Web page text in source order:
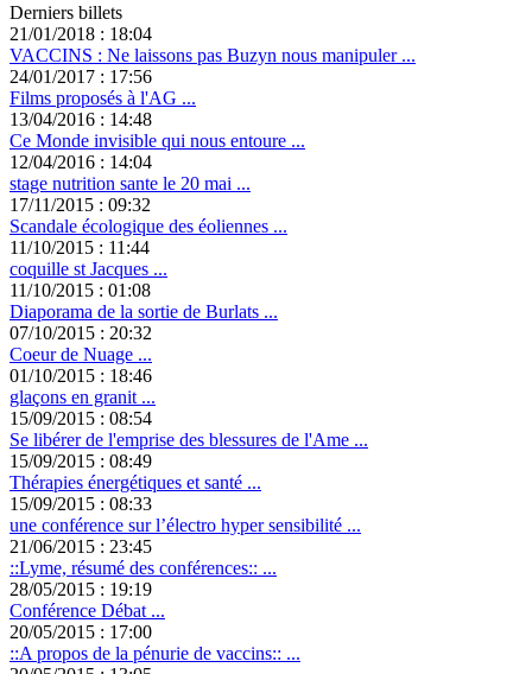
Derniers billets
21/01/2018 : 18:04
VACCINS : Ne laissons pas Buzyn nous manipuler ...
24/01/2017 : 17:56
Films proposés à l'AG ...
13/04/2016 : 14:48
Ce Monde invisible qui nous entoure ...
12/04/2016 : 14:04
stage nutrition sante le 20 mai ...
17/11/2015 : 09:32
Scandale écologique des éoliennes ...
11/10/2015 : 11:44
coquille st Jacques ...
11/10/2015 : 01:08
Diaporama de la sortie de Burlats ...
07/10/2015 : 20:32
Coeur de Nuage ...
01/10/2015 : 18:46
glaçons en granit ...
15/09/2015 : 08:54
Se libérer de l'emprise des blessures de l'Ame ...
15/09/2015 : 08:49
Thérapies énergétiques et santé ...
15/09/2015 : 08:33
une conférence sur l’électro hyper sensibilité ...
21/06/2015 : 23:45
::Lyme, résumé des conférences:: ...
28/05/2015 : 19:19
Conférence Débat ...
20/05/2015 : 17:00
::A propos de la pénurie de vaccins:: ...